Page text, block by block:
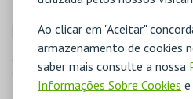
Ao clicar em "Aceitar"
armazenamento de cookies
saber mais consulte a nossa
Informações Sobre Cookies e
Se pretendecomprar com desconto,
deverá proceder da seguinte forma:
Desconto- Escolher o desconto